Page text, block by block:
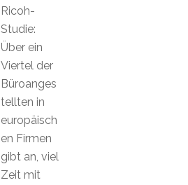
Ricoh-
Studie:
Über ein
Viertel der
Büroanges
tellten in
europäisch
en Firmen
gibt an, viel
Zeit mit